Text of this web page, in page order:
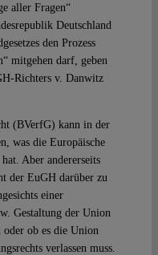
aller Fragen“
Deutschland
den Prozess
mitgehen darf, geben
Richters v. Danwitz
(BVerfG) kann in der
was die Europäische
Aber andererseits
der EuGH darüber zu
einer
Gestaltung der Union
ob es die Union
verlassen muss.